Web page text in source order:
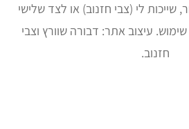
לי (צבי חזנוב) או לצד שלישי
עיצוב אתר: דבורה שוורץ וצבי
חזנוב.